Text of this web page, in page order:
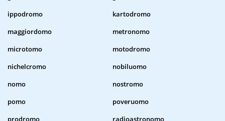
ippodromo
kartodromo
maggiordomo
metronomo
microtomo
motodromo
nichelcromo
nobiluomo
nomo
nostromo
pomo
poveruomo
prodromo
radioastronomo